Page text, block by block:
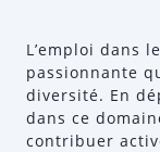
L’emploi dans
passionnante
diversité. En
dans ce
contribuer